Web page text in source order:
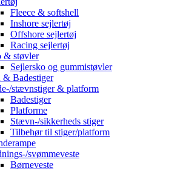
Fleece & softshell
Inshore sejlertøj
Offshore sejlertøj
Racing sejlertøj
& støvler
Sejlersko og gummistøvler
& Badestiger
stævnstiger & platform
Badestiger
Platforme
Stævn-/sikkerheds stiger
Tilbehør til stiger/platform
svømmeveste
Børneveste